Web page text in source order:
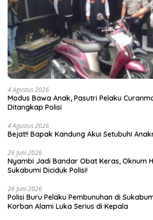
4 Agustus 2026
Modus Bawa Anak, Pasutri Pelaku
Ditangkap Polisi
4 Agustus 2026
Bejat!! Bapak Kandung Akui Setubuhi
26 Juni 2026
Nyambi Jadi Bandar Obat Keras, Oknum
Sukabumi Diciduk Polisi!
26 Juni 2026
Polisi Buru Pelaku Pembunuhan di
Korban Alami Luka Serius di Kepala